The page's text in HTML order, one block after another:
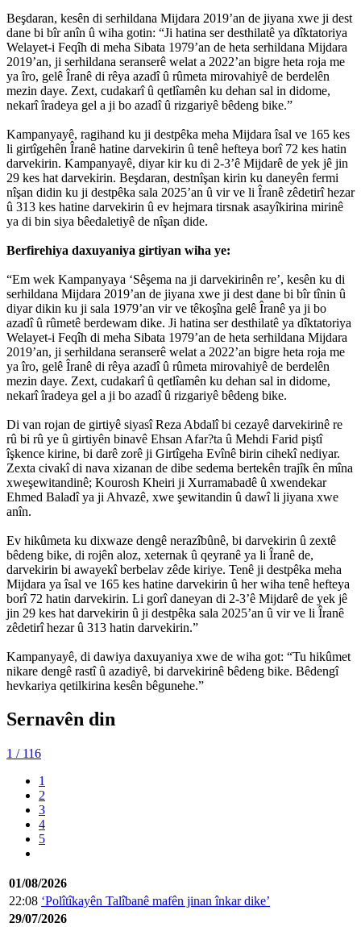
Beşdaran, kesên di serhildana Mijdara 2019’an de jiyana xwe ji dest
dane bi bîr anîn û wiha gotin: “Ji hatina ser desthilatê ya dîktatoriya
Welayet-i Feqîh di meha Sibata 1979’an de heta serhildana Mijdara
2019’an, ji serhildana seranserê welat a 2022’an bigre heta roja me
ya îro, gelê Îranê di rêya azadî û rûmeta mirovahiyê de berdelên
mezin daye. Zext, cudakarî û qetlîamên ku dehan sal in didome,
nekarî îradeya gel a ji bo azadî û rizgariyê bêdeng bike.”
Kampanyayê, ragihand ku ji destpêka meha Mijdara îsal ve 165 kes
li girtîgehên Îranê hatine darvekirin û tenê hefteya borî 72 kes hatin
darvekirin. Kampanyayê, diyar kir ku di 2-3’ê Mijdarê de yek jê jin
29 kes hat darvekirin. Beşdaran, destnîşan kirin ku daneyên fermi
nîşan didin ku ji destpêka sala 2025’an û vir ve li Îranê zêdetirî hezar
û 313 kes hatine darvekirin û ev hejmara tirsnak asayîkirina mirinê
ya di bin siya bêedaletiyê de nîşan dide.
Berfirehiya daxuyaniya girtiyan wiha ye:
“Em wek Kampanyaya ‘Sêşema na ji darvekirinên re’, kesên ku di
serhildana Mijdara 2019’an de jiyana xwe ji dest dane bi bîr tînin û
diyar dikin ku ji sala 1979’an vir ve têkoşîna gelê Îranê ya ji bo
azadî û rûmetê berdewam dike. Ji hatina ser desthilatê ya dîktatoriya
Welayet-i Feqîh di meha Sibata 1979’an de heta serhildana Mijdara
2019’an, ji serhildana seranserê welat a 2022’an bigre heta roja me
ya îro, gelê Îranê di rêya azadî û rûmeta mirovahiyê de berdelên
mezin daye. Zext, cudakarî û qetlîamên ku dehan sal in didome,
nekarî îradeya gel a ji bo azadî û rizgariyê bêdeng bike.
Di van rojan de girtiyê siyasî Reza Abdalî bi cezayê darvekirinê re
rû bi rû ye û girtiyên binavê Ehsan Afar?ta û Mehdi Farid piştî
îşkence kirine, bi darê zorê ji Girtîgeha Evînê birin cihekî nediyar.
Zexta civakî di nava xizanan de dibe sedema bertekên trajîk ên mîna
xweşewitandinê; Kourosh Kheiri ji Xurramabadê û xwendekar
Ehmed Baladî ya ji Ahvazê, xwe şewitandin û dawî li jiyana xwe
anîn.
Ev hikûmeta ku dixwaze dengê nerazîbûnê, bi darvekirin û zextê
bêdeng bike, di rojên aloz, xeternak û qeyranê ya li Îranê de,
darvekirin bi awayekî berbelav zêde kiriye. Tenê ji destpêka meha
Mijdara ya îsal ve 165 kes hatine darvekirin û her wiha tenê hefteya
borî 72 hatin darvekirin. Li gorî daneyan di 2-3’ê Mijdarê de yek jê
jin 29 kes hat darvekirin û ji destpêka sala 2025’an û vir ve li Îranê
zêdetirî hezar û 313 hatin darvekirin.”
Kampanyayê, di dawiya daxuyaniya xwe de wiha got: “Tu hikûmet
nikare dengê rastî û azadiyê, bi darvekirinê bêdeng bike. Bêdengî
hevkariya qetilkirina kesên bêgunehe.”
Sernavên din
1 / 116
1
2
3
4
5
01/08/2026
22:08 ‘Polîtîkayên Talîbanê mafên jinan înkar dike’
29/07/2026